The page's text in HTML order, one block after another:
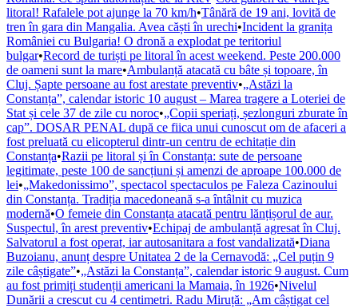
litoral! Rafalele pot ajunge la 70 km/h•Tânără de 19 ani, lovită de
tren în gara din Mangalia. Avea căști în urechi•Incident la granița
României cu Bulgaria! O dronă a explodat pe teritoriul
bulgar•Record de turiști pe litoral în acest weekend. Peste 200.000
de oameni sunt la mare•Ambulanță atacată cu bâte și topoare, în
Cluj. Șapte persoane au fost arestate preventiv•„Astăzi la
Constanța”, calendar istoric 10 august – Marea tragere a Loteriei de
Stat și cele 37 de zile cu noroc•„Copii speriați, șezlonguri zburate în
cap”. DOSAR PENAL după ce fiica unui cunoscut om de afaceri a
fost preluată cu elicopterul dintr-un centru de echitație din
Constanța•Razii pe litoral și în Constanța: sute de persoane
legitimate, peste 100 de sancțiuni și amenzi de aproape 100.000 de
lei•„Makedonissimo”, spectacol spectaculos pe Faleza Cazinoului
din Constanța. Tradiția macedoneană s-a întâlnit cu muzica
modernă•O femeie din Constanța atacată pentru lănțișorul de aur.
Suspectul, în arest preventiv•Echipaj de ambulanță agresat în Cluj.
Salvatorul a fost operat, iar autosanitara a fost vandalizată•Diana
Buzoianu, anunț despre Unitatea 2 de la Cernavodă: „Cel puțin 9
zile câștigate”•„Astăzi la Constanța”, calendar istoric 9 august. Cum
au fost primiți studenții americani la Mamaia, în 1926•Nivelul
Dunării a crescut cu 4 centimetri. Radu Miruță: „Am câștigat cel